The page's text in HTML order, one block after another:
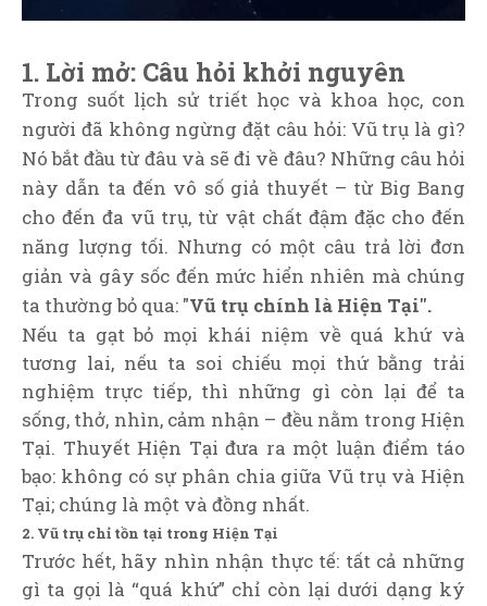
1. Lời mở: Câu hỏi khởi nguyên
Trong suốt lịch sử triết học và khoa học, con
người đã không ngừng đặt câu hỏi: Vũ trụ là gì?
Nó bắt đầu từ đâu và sẽ đi về đâu? Những câu hỏi
này dẫn ta đến vô số giả thuyết – từ Big Bang
cho đến đa vũ trụ, từ vật chất đậm đặc cho đến
năng lượng tối. Nhưng có một câu trả lời đơn
giản và gây sốc đến mức hiển nhiên mà chúng
ta thường bỏ qua: "Vũ trụ chính là Hiện Tại".
Nếu ta gạt bỏ mọi khái niệm về quá khứ và
tương lai, nếu ta soi chiếu mọi thứ bằng trải
nghiệm trực tiếp, thì những gì còn lại để ta
sống, thở, nhìn, cảm nhận – đều nằm trong Hiện
Tại. Thuyết Hiện Tại đưa ra một luận điểm táo
bạo: không có sự phân chia giữa Vũ trụ và Hiện
Tại; chúng là một và đồng nhất.
2. Vũ trụ chỉ tồn tại trong Hiện Tại
Trước hết, hãy nhìn nhận thực tế: tất cả những
gì ta gọi là “quá khứ” chỉ còn lại dưới dạng ký